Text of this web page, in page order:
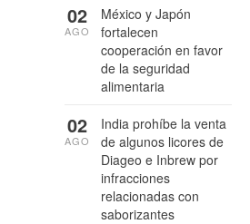
México y Japón
fortalecen
cooperación en favor
de la seguridad
alimentaria
02
AGO
India prohíbe la venta
de algunos licores de
Diageo e Inbrew por
infracciones
relacionadas con
saborizantes
02
AGO